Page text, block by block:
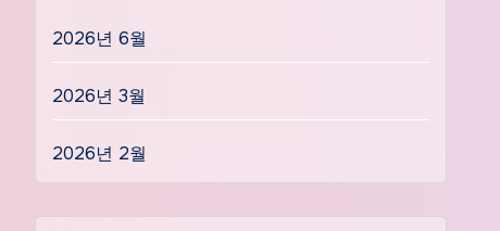
2026년 6월
2026년 3월
2026년 2월